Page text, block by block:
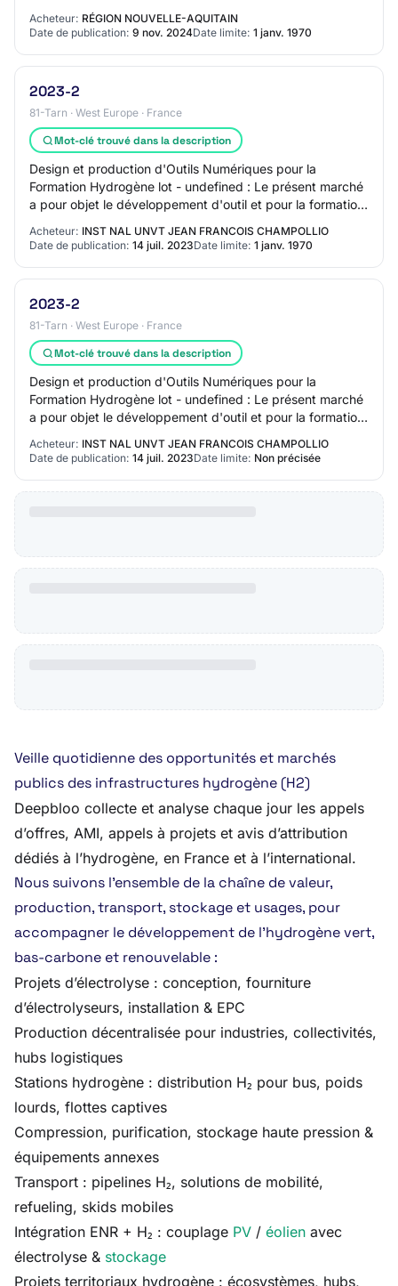
Nouvelle-Aquitaine AVIS D’APPEL À LA CONCURRENCE
AMO de…
Acheteur: RÉGION NOUVELLE-AQUITAIN
Date de publication: 9 nov. 2024Date limite: 1 janv. 1970
2023-2
81-Tarn · West Europe · France
Mot-clé trouvé dans la description
Design et production d'Outils Numériques pour la
Formation Hydrogène lot - undefined : Le présent marché
a pour objet le développement d'outil et pour la formation
Acheteur: INST NAL UNVT JEAN FRANCOIS CHAMPOLLIO
Date de publication: 14 juil. 2023Date limite: 1 janv. 1970
2023-2
81-Tarn · West Europe · France
Mot-clé trouvé dans la description
Design et production d'Outils Numériques pour la
Formation Hydrogène lot - undefined : Le présent marché
a pour objet le développement d'outil et pour la formation
Acheteur: INST NAL UNVT JEAN FRANCOIS CHAMPOLLIO
Date de publication: 14 juil. 2023Date limite: Non précisée
Veille quotidienne des opportunités et marchés
publics des infrastructures hydrogène (H2)
Deepbloo collecte et analyse chaque jour les appels
d’offres, AMI, appels à projets et avis d’attribution
dédiés à l’hydrogène, en France et à l’international.
Nous suivons l’ensemble de la chaîne de valeur,
production, transport, stockage et usages, pour
accompagner le développement de l’hydrogène vert,
bas-carbone et renouvelable :
Projets d’électrolyse : conception, fourniture
d’électrolyseurs, installation & EPC
Production décentralisée pour industries, collectivités,
hubs logistiques
Stations hydrogène : distribution H₂ pour bus, poids
lourds, flottes captives
Compression, purification, stockage haute pression &
équipements annexes
Transport : pipelines H₂, solutions de mobilité,
refueling, skids mobiles
Intégration ENR + H₂ : couplage PV / éolien avec
électrolyse & stockage
Projets territoriaux hydrogène : écosystèmes, hubs,